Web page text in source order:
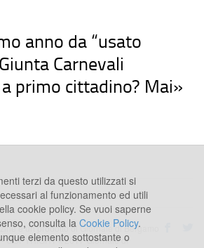
anno da “usato
Carnevali
primo cittadino? Mai»
è un prodotto di Giornale di Bergamo
- COPYRIGHT ©2017 Giornale di
terzi da questo utilizzati si
al funzionamento ed utili
cookie policy. Se vuoi saperne
consulta la Cookie Policy.
elemento sottostante o